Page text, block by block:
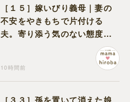
［１５］嫁いびり義母｜妻の
不安をやきもちで片付ける
夫。寄り添う気のない態度に
10時間前